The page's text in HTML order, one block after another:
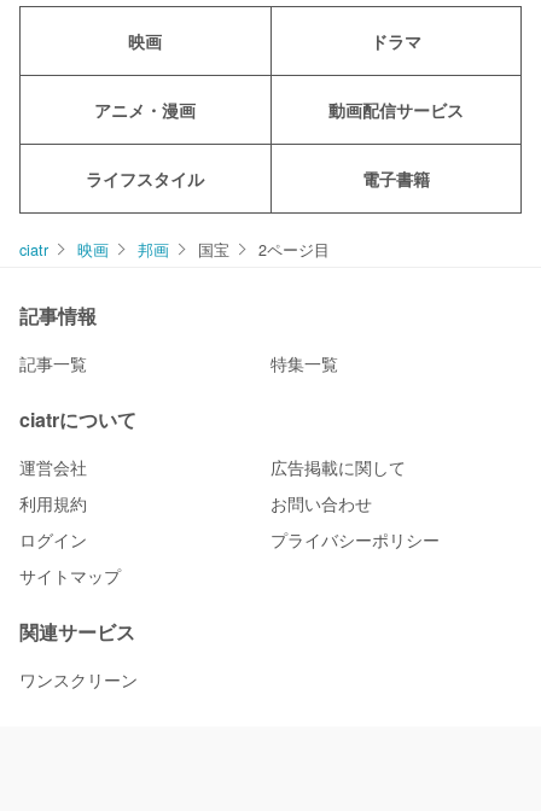
映画 ドラマ
アニメ・漫画 動画配信サービス
ライフスタイル 電子書籍
ciatr 映画 邦画 国宝 2ページ目
記事情報
記事一覧 特集一覧
ciatrについて
運営会社
広告掲載に関して
利用規約
お問い合わせ
ログイン
プライバシーポリシー
サイトマップ
関連サービス
ワンスクリーン